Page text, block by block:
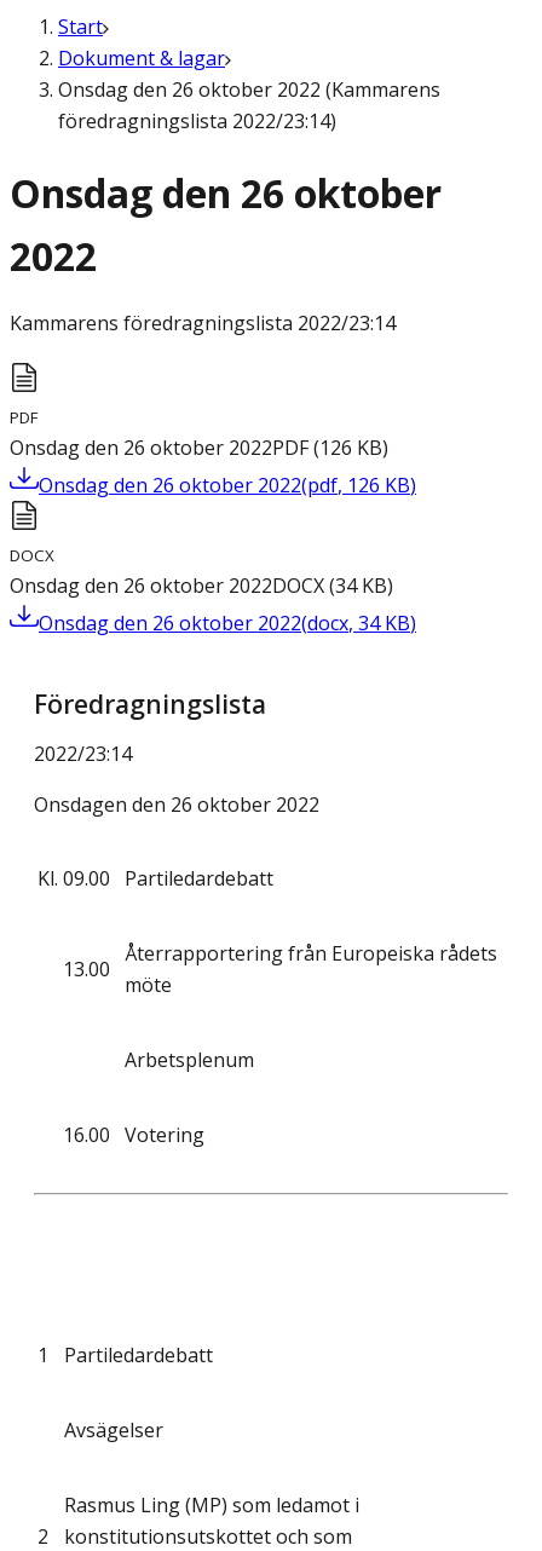
Start
Dokument & lagar
Onsdag den 26 oktober 2022 (Kammarens
föredragningslista 2022/23:14)
Onsdag den 26 oktober
2022
Kammarens föredragningslista 2022/23:14
PDF
Onsdag den 26 oktober 2022PDF(126 KB)
Onsdag den 26 oktober 2022(pdf, 126 KB)
DOCX
Onsdag den 26 oktober 2022DOCX(34 KB)
Onsdag den 26 oktober 2022(docx, 34 KB)
Föredragningslista
2022/23:14
Onsdagen den 26 oktober 2022
Kl. 09.00 Partiledardebatt
13.00
Återrapportering från Europeiska rådets
möte
Arbetsplenum
16.00 Votering
1 Partiledardebatt
Avsägelser
2
Rasmus Ling (MP) som ledamot i
konstitutionsutskottet och som